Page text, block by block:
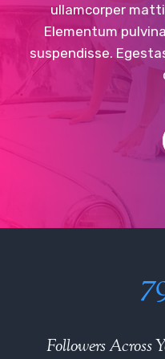
ullamcorper
Elementum
suspendisse.
Followers Across